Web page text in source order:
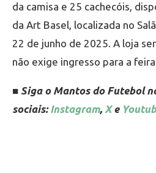
da camisa e 25 cachecóis,
da Art Basel, localizada no
22 de junho de 2025. A loja
não exige ingresso para a
■ Siga o Mantos do Futebol
sociais:Instagram, Xe